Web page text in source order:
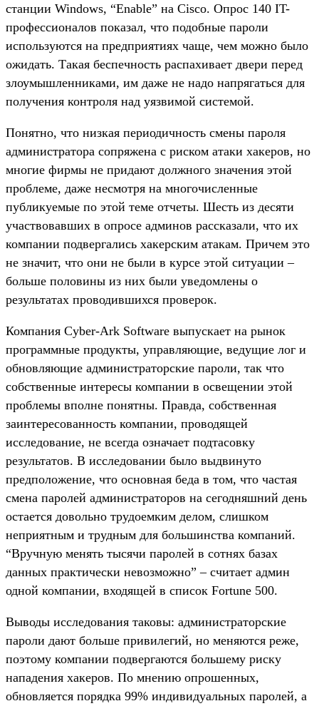
станции Windows, “Enable” на Cisco. Опрос 140 IT-
профессионалов показал, что подобные пароли
используются на предприятиях чаще, чем можно было
ожидать. Такая беспечность распахивает двери перед
злоумышленниками, им даже не надо напрягаться для
получения контроля над уязвимой системой.
Понятно, что низкая периодичность смены пароля
администратора сопряжена с риском атаки хакеров, но
многие фирмы не придают должного значения этой
проблеме, даже несмотря на многочисленные
публикуемые по этой теме отчеты. Шесть из десяти
участвовавших в опросе админов рассказали, что их
компании подвергались хакерским атакам. Причем это
не значит, что они не были в курсе этой ситуации –
больше половины из них были уведомлены о
результатах проводившихся проверок.
Компания Cyber-Ark Software выпускает на рынок
программные продукты, управляющие, ведущие лог и
обновляющие администраторские пароли, так что
собственные интересы компании в освещении этой
проблемы вполне понятны. Правда, собственная
заинтересованность компании, проводящей
исследование, не всегда означает подтасовку
результатов. В исследовании было выдвинуто
предположение, что основная беда в том, что частая
смена паролей администраторов на сегодняшний день
остается довольно трудоемким делом, слишком
неприятным и трудным для большинства компаний.
“Вручную менять тысячи паролей в сотнях базах
данных практически невозможно” – считает админ
одной компании, входящей в список Fortune 500.
Выводы исследования таковы: администраторские
пароли дают больше привилегий, но меняются реже,
поэтому компании подвергаются большему риску
нападения хакеров. По мнению опрошенных,
обновляется порядка 99% индивидуальных паролей, а